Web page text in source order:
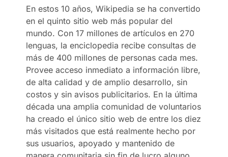
En estos 10 años, Wikipedia se ha convertido
en el quinto sitio web más popular del
mundo. Con 17 millones de artículos en 270
lenguas, la enciclopedia recibe consultas de
más de 400 millones de personas cada mes.
Provee acceso inmediato a información libre,
de alta calidad y de amplio desarrollo, sin
costos y sin avisos publicitarios. En la última
década una amplia comunidad de voluntarios
ha creado el único sitio web de entre los diez
más visitados que está realmente hecho por
sus usuarios, apoyado y mantenido de